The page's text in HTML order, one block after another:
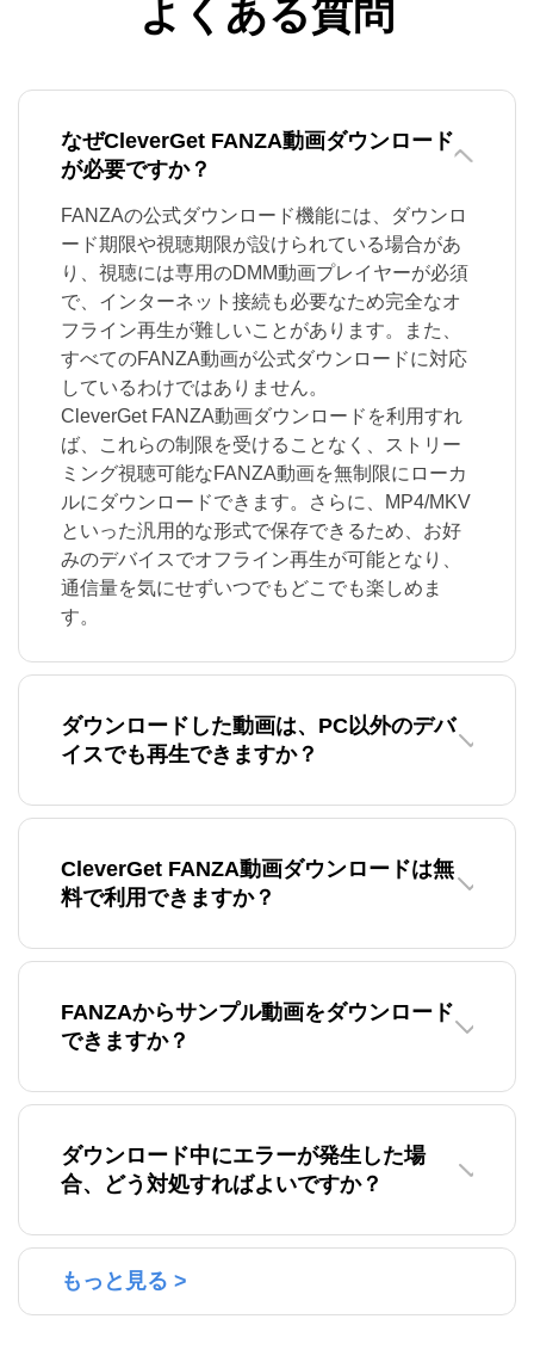
よくある質問
なぜCleverGet FANZA動画ダウンロード
が必要ですか？
FANZAの公式ダウンロード機能には、ダウンロ
ード期限や視聴期限が設けられている場合があ
り、視聴には専用のDMM動画プレイヤーが必須
で、インターネット接続も必要なため完全なオ
フライン再生が難しいことがあります。また、
すべてのFANZA動画が公式ダウンロードに対応
しているわけではありません。
CleverGet FANZA動画ダウンロードを利用すれ
ば、これらの制限を受けることなく、ストリー
ミング視聴可能なFANZA動画を無制限にローカ
ルにダウンロードできます。さらに、MP4/MKV
といった汎用的な形式で保存できるため、お好
みのデバイスでオフライン再生が可能となり、
通信量を気にせずいつでもどこでも楽しめま
す。
ダウンロードした動画は、PC以外のデバ
イスでも再生できますか？
CleverGet FANZA動画ダウンロードは無
料で利用できますか？
FANZAからサンプル動画をダウンロード
できますか？
ダウンロード中にエラーが発生した場
合、どう対処すればよいですか？
もっと見る >